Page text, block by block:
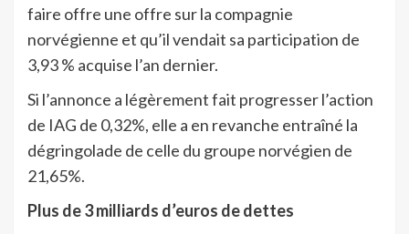
faire offre une offre sur la compagnie
norvégienne et qu’il vendait sa participation de
3,93 % acquise l’an dernier.
Si l’annonce a légèrement fait progresser l’action
de IAG de 0,32%, elle a en revanche entraîné la
dégringolade de celle du groupe norvégien de
21,65%.
Plus de 3 milliards d’euros de dettes